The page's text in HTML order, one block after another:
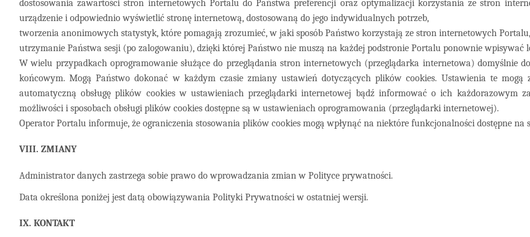
dostosowania zawartości stron internetowych Portalu do Państwa preferencji oraz optymalizacji korzystania ze stron
urządzenie i odpowiednio wyświetlić stronę internetową, dostosowaną do jego indywidualnych potrzeb,
tworzenia anonimowych statystyk, które pomagają zrozumieć, w jaki sposób Państwo korzystają ze stron internetowych
utrzymanie Państwa sesji (po zalogowaniu), dzięki której Państwo nie muszą na każdej podstronie Portalu ponownie wpisywać
W wielu przypadkach oprogramowanie służące do przeglądania stron internetowych (przeglądarka internetowa) domyślnie
końcowym. Mogą Państwo dokonać w każdym czasie zmiany ustawień dotyczących plików cookies. Ustawienia te
automatyczną obsługę plików cookies w ustawieniach przeglądarki internetowej bądź informować o ich każdorazowym
możliwości i sposobach obsługi plików cookies dostępne są w ustawieniach oprogramowania (przeglądarki internetowej).
Operator Portalu informuje, że ograniczenia stosowania plików cookies mogą wpłynąć na niektóre funkcjonalności dostępne
VIII. ZMIANY
Administrator danych zastrzega sobie prawo do wprowadzania zmian w Polityce prywatności.
Data określona poniżej jest datą obowiązywania Polityki Prywatności w ostatniej wersji.
IX. KONTAKT